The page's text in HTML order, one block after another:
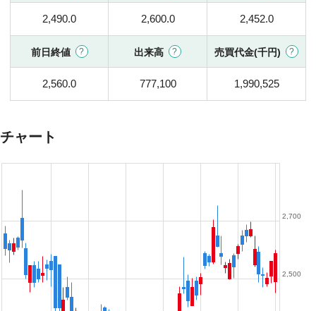
2,490.0 2,600.0 2,452.0
前日終値 出来高 売買代金(千円)
2,560.0 777,100 1,990,525
チャート
2,500
2,700